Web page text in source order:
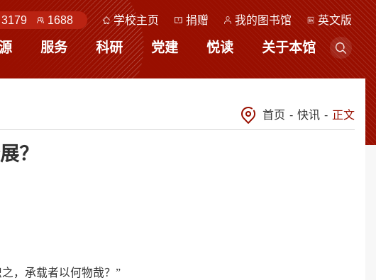
3179 1688 学校主页 捐赠 我的图书馆 英文版
服务 科研 党建 悦读 关于本馆
首页 - 快讯 - 正文
？
，承载者以何物哉？”